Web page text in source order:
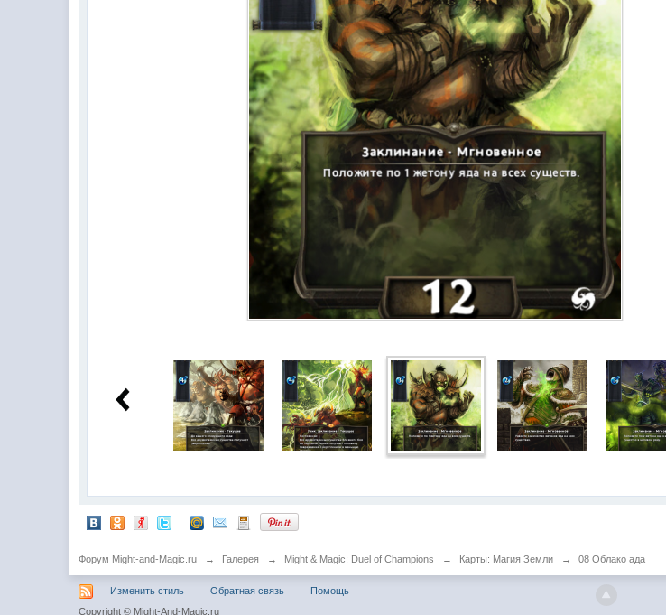
Форум Might-and-Magic.ru → Галерея → Might & Magic: Duel of Champions → Карты: Магия Земли → 08 Облако ада
Изменить стиль Обратная связь Помощь
Copyright © Might-And-Magic.ru